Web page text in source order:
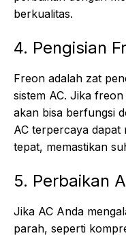
berkualitas.
4. Pengisian
Freon adalah zat
sistem AC. Jika
akan bisa berfungsi
AC terpercaya dapat
tepat, memastikan
5. Perbaikan
Jika AC Anda
parah, seperti